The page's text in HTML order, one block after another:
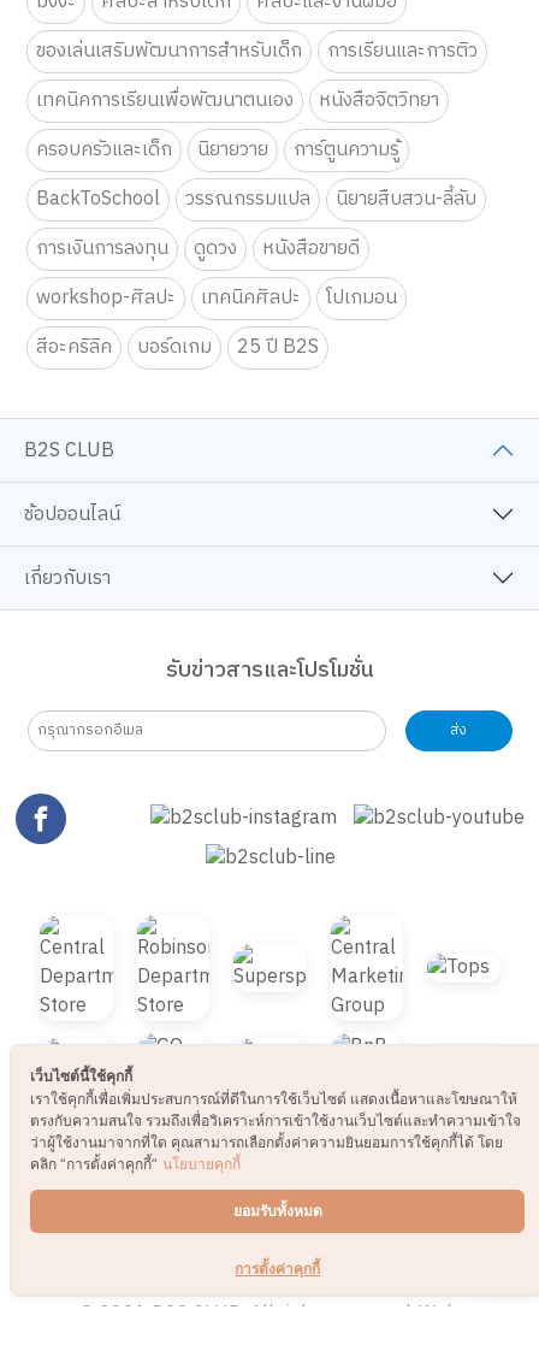
มังงะ
ศิลปะสำหรับเด็ก
ศิลปะและงานฝีมือ
ของเล่นเสริมพัฒนาการสำหรับเด็ก
การเรียนและการติว
เทคนิคการเรียนเพื่อพัฒนาตนเอง
หนังสือจิตวิทยา
ครอบครัวและเด็ก
นิยายวาย
การ์ตูนความรู้
BackToSchool
วรรณกรรมแปล
นิยายสืบสวน-ลี้ลับ
การเงินการลงทุน
ดูดวง
หนังสือขายดี
workshop-ศิลปะ
เทคนิคศิลปะ
โปเกมอน
สีอะคริลิค
บอร์ดเกม 25 ปี B2S
B2S CLUB
ช้อปออนไลน์
เกี่ยวกับเรา
รับข่าวสารและโปรโมชั่น
ส่ง
© 2021 B2S CLUB, All rights reserved. Web